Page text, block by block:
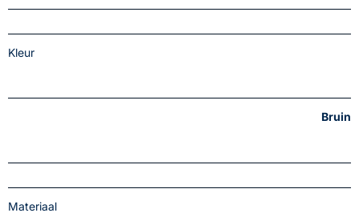
Kleur
Bruin
Materiaal